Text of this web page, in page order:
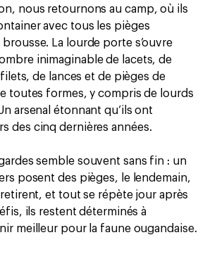
nous retournons au camp, où ils
avec tous les pièges
La lourde porte s’ouvre
inimaginable de lacets, de
filets, de lances et de pièges de
toutes formes, y compris de lourds
arsenal étonnant qu’ils ont
des cinq dernières années.
semble souvent sans fin : un
posent des pièges, le lendemain,
retirent, et tout se répète jour après
ils restent déterminés à
meilleur pour la faune ougandaise.